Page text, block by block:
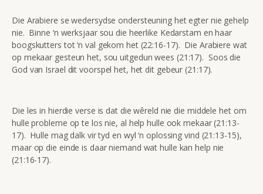
Die Arabiere se wedersydse ondersteuning het egter nie gehelp
nie. Binne ‘n werksjaar sou die heerlike Kedarstam en haar
boogskutters tot ‘n val gekom het (22:16-17). Die Arabiere wat
op mekaar gesteun het, sou uitgedun wees (21:17). Soos die
God van Israel dit voorspel het, het dit gebeur (21:17).
Die les in hierdie verse is dat die wêreld nie die middele het om
hulle probleme op te los nie, al help hulle ook mekaar (21:13-
17). Hulle mag dalk vir tyd en wyl ‘n oplossing vind (21:13-15),
maar op die einde is daar niemand wat hulle kan help nie
(21:16-17).